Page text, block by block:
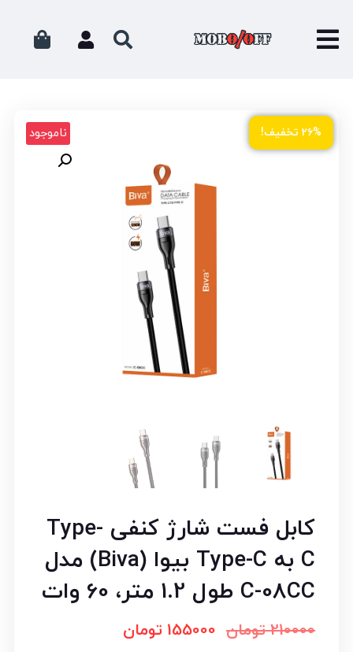
۲۶% تخفیف!
کابل فست شارژ کنفی Type-
C به Type-C بیوا (Biva) مدل
C-08CC طول 1.2 متر، 60 وات
210000 تومان 155000 تومان
ناموجود